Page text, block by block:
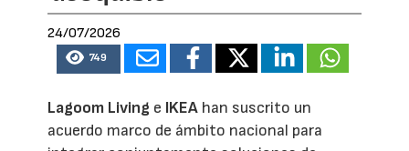
24/07/2026
749
Lagoom Living e IKEA han suscrito un
acuerdo marco de ámbito nacional para